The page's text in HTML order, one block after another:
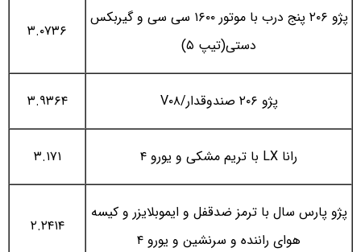
پژو ۲۰۶ پنج درب با موتور ۱۶۰۰ سی سی و گیربکس
دستی(تیپ ۵)
۳.۰۷۳۶
پژو ۲۰۶ صندوقدار/V۰۸ ۳.۹۳۶۴
رانا LX با تریم مشکی و یورو ۴ ۳.۱۷۱
پژو پارس سال با ترمز ضدقفل و ایموبلایزر و کیسه
هوای راننده و سرنشین و یورو ۴
۲.۲۴۱۴